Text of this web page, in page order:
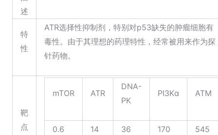
述
特
性
ATR选择性抑制剂，特别对p53缺失的肿瘤细胞有
毒性。由于其理想的药理特性，经常被用来作为探
针药物。
靶
点
mTOR ATR
DNA-
PK
PI3Kα ATM
0.6
14
36
170
545